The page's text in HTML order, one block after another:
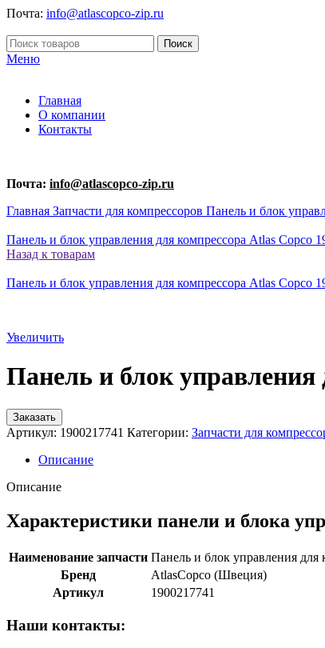
Почта: info@atlascopco-zip.ru
Поиск
Меню
Главная
О компании
Контакты
Почта: info@atlascopco-zip.ru
Главная Запчасти для компрессоров Панель и блок
Панель и блок управления для компрессора Atlas Copco
Назад к товарам
Панель и блок управления для компрессора Atlas Copco
Увеличить
Панель и блок управления
Заказать
Артикул: 1900217741 Категории: Запчасти для
Описание
Описание
Характеристики панели и блока
Наименование запчасти Панель и блок управления для
Бренд
AtlasCopco (Швеция)
Артикул
1900217741
Наши контакты: